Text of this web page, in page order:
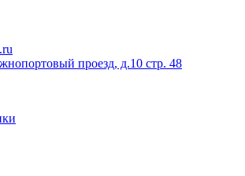
проезд, д.10 стр. 48